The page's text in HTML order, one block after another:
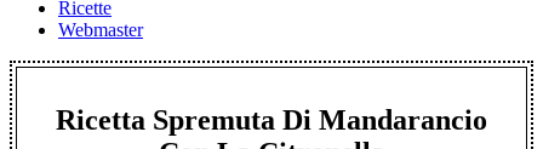
Ricette
Webmaster
Ricetta Spremuta Di Mandarancio